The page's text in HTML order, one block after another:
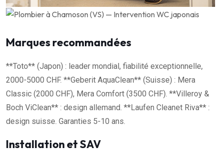
Marques recommandées
**Toto** (Japon) : leader mondial, fiabilité exceptionnelle,
2000-5000 CHF. **Geberit AquaClean** (Suisse) : Mera
Classic (2000 CHF), Mera Comfort (3500 CHF). **Villeroy &
Boch ViClean** : design allemand. **Laufen Cleanet Riva** :
design suisse. Garanties 5-10 ans.
Installation et SAV